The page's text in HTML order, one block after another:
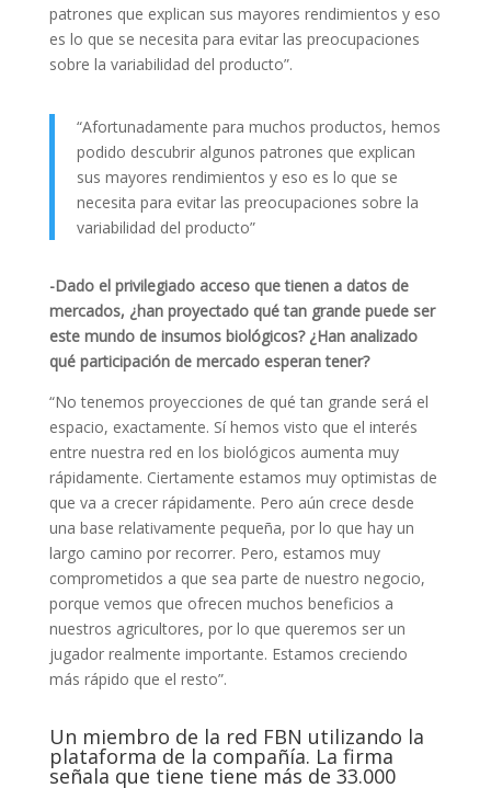
patrones que explican sus mayores rendimientos y eso
es lo que se necesita para evitar las preocupaciones
sobre la variabilidad del producto”.
“Afortunadamente para muchos productos, hemos
podido descubrir algunos patrones que explican
sus mayores rendimientos y eso es lo que se
necesita para evitar las preocupaciones sobre la
variabilidad del producto”
-Dado el privilegiado acceso que tienen a datos de
mercados, ¿han proyectado qué tan grande puede ser
este mundo de insumos biológicos? ¿Han analizado
qué participación de mercado esperan tener?
“No tenemos proyecciones de qué tan grande será el
espacio, exactamente. Sí hemos visto que el interés
entre nuestra red en los biológicos aumenta muy
rápidamente. Ciertamente estamos muy optimistas de
que va a crecer rápidamente. Pero aún crece desde
una base relativamente pequeña, por lo que hay un
largo camino por recorrer. Pero, estamos muy
comprometidos a que sea parte de nuestro negocio,
porque vemos que ofrecen muchos beneficios a
nuestros agricultores, por lo que queremos ser un
jugador realmente importante. Estamos creciendo
más rápido que el resto”.
Un miembro de la red FBN utilizando la
plataforma de la compañía. La firma
señala que tiene tiene más de 33.000